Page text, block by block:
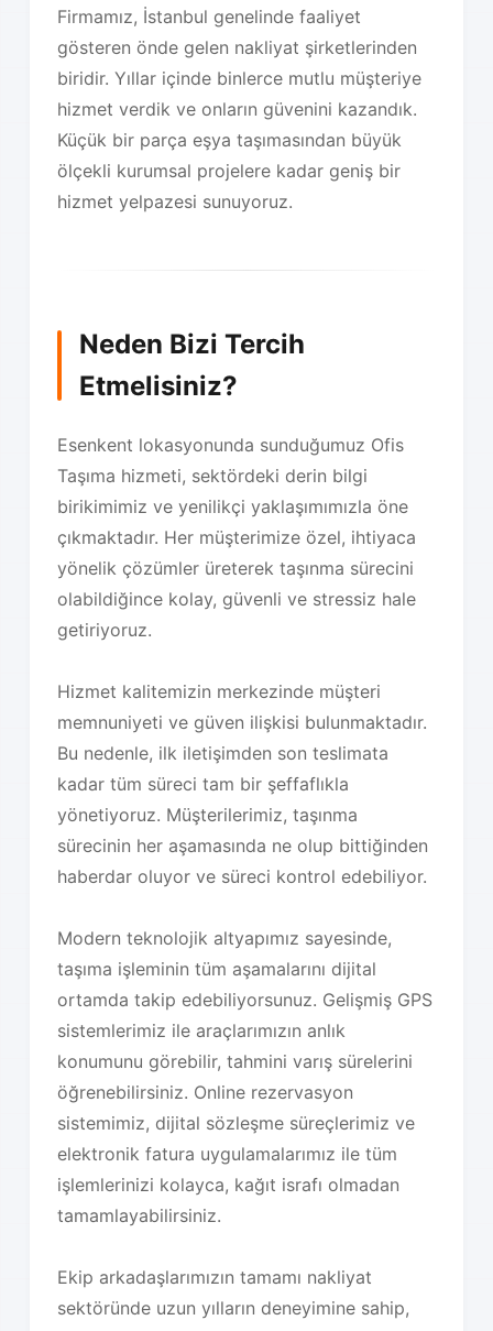
Firmamız, İstanbul genelinde faaliyet
gösteren önde gelen nakliyat şirketlerinden
biridir. Yıllar içinde binlerce mutlu müşteriye
hizmet verdik ve onların güvenini kazandık.
Küçük bir parça eşya taşımasından büyük
ölçekli kurumsal projelere kadar geniş bir
hizmet yelpazesi sunuyoruz.
Neden Bizi Tercih
Etmelisiniz?
Esenkent lokasyonunda sunduğumuz Ofis
Taşıma hizmeti, sektördeki derin bilgi
birikimimiz ve yenilikçi yaklaşımımızla öne
çıkmaktadır. Her müşterimize özel, ihtiyaca
yönelik çözümler üreterek taşınma sürecini
olabildiğince kolay, güvenli ve stressiz hale
getiriyoruz.
Hizmet kalitemizin merkezinde müşteri
memnuniyeti ve güven ilişkisi bulunmaktadır.
Bu nedenle, ilk iletişimden son teslimata
kadar tüm süreci tam bir şeffaflıkla
yönetiyoruz. Müşterilerimiz, taşınma
sürecinin her aşamasında ne olup bittiğinden
haberdar oluyor ve süreci kontrol edebiliyor.
Modern teknolojik altyapımız sayesinde,
taşıma işleminin tüm aşamalarını dijital
ortamda takip edebiliyorsunuz. Gelişmiş GPS
sistemlerimiz ile araçlarımızın anlık
konumunu görebilir, tahmini varış sürelerini
öğrenebilirsiniz. Online rezervasyon
sistemimiz, dijital sözleşme süreçlerimiz ve
elektronik fatura uygulamalarımız ile tüm
işlemlerinizi kolayca, kağıt israfı olmadan
tamamlayabilirsiniz.
Ekip arkadaşlarımızın tamamı nakliyat
sektöründe uzun yılların deneyimine sahip,